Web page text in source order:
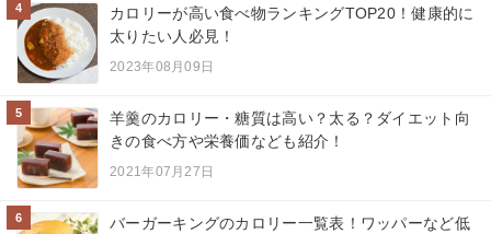
4
カロリーが高い食べ物ランキングTOP20！健康的に
太りたい人必見！
2023年08月09日
5
羊羹のカロリー・糖質は高い？太る？ダイエット向
きの食べ方や栄養価なども紹介！
2021年07月27日
6
バーガーキングのカロリー一覧表！ワッパーなど低